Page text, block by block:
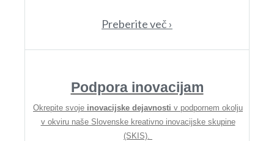
Preberite več ›
Podpora inovacijam
Okrepite svoje inovacijske dejavnosti v podpornem okolju
v okviru naše Slovenske kreativno inovacijske skupine
(SKIS).